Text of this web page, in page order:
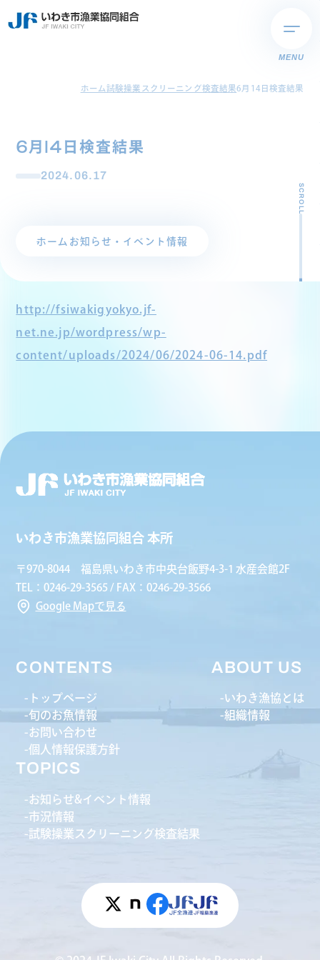
MENU
ホーム試験操業スクリーニング検査結果6月14日検査結果
6月14日検査結果
2024.06.17
ホーム お知らせ・イベント情報
SCROLL
http://fsiwakigyokyo.jf-
net.ne.jp/wordpress/wp-
content/uploads/2024/06/2024-06-14.pdf
いわき市漁業協同組合 本所
〒970-8044 福島県いわき市中央台飯野4-3-1 水産会館2F
TEL：0246-29-3565 / FAX：0246-29-3566
Google Mapで見る
CONTENTS
トップページ
旬のお魚情報
お問い合わせ
個人情報保護方針
ABOUT US
いわき漁協とは
組織情報
TOPICS
お知らせ&イベント情報
市況情報
試験操業スクリーニング検査結果